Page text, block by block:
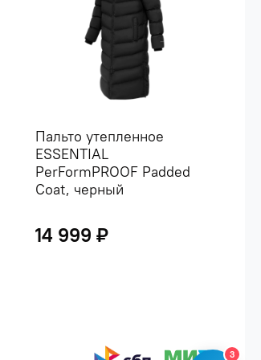
Пальто утепленное
ESSENTIAL
PerFormPROOF Padded
Coat, черный
14 999 ₽
3